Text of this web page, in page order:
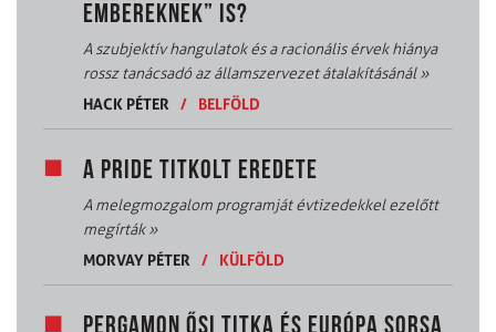
EMBEREKNEK” IS?
A szubjektív hangulatok és a racionális érvek hiánya
rossz tanácsadó az államszervezet átalakításánál»
HACK PÉTER
/ BELFÖLD
A PRIDE TITKOLT EREDETE
A melegmozgalom programját évtizedekkel ezelőtt
megírták»
MORVAY PÉTER
/ KÜLFÖLD